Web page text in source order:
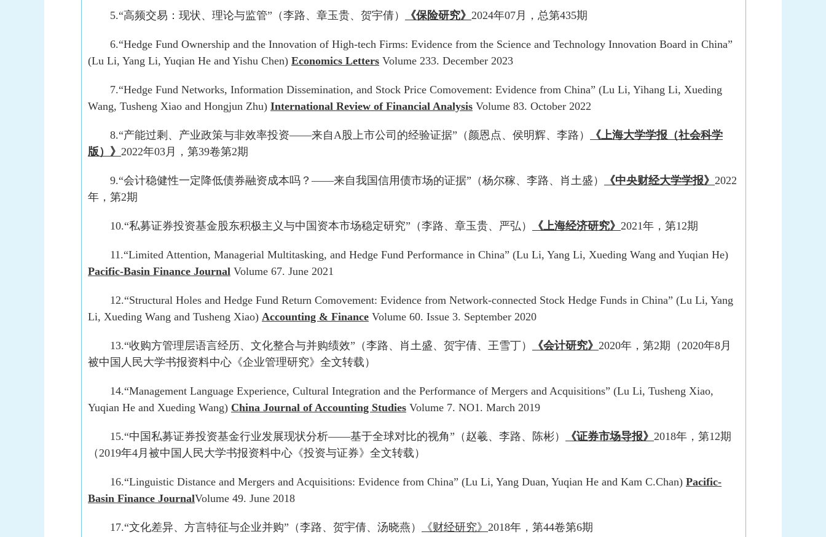
5.“高频交易：现状、理论与监管”（李路、章玉贵、贺宇倩） 《保险研究》 2024年07月，总第435期
6.“Hedge Fund Ownership and the Innovation of High-tech Firms: Evidence from the Science and Technology Innovation Board in China”
(Lu Li, Yang Li, Yuqian He and Yishu Chen) Economics Letters Volume 233. December 2023
7.“Hedge Fund Networks, Information Dissemination, and Stock Price Comovement: Evidence from China” (Lu Li, Yihang Li, Xueding
Wang, Tusheng Xiao and Hongjun Zhu) International Review of Financial Analysis Volume 83. October 2022
8.“产能过剩、产业政策与非效率投资——来自A股上市公司的经验证据”（颜恩点、侯明辉、李路）
《上海大学学报（社会科学
版）》 2022年03月，第39卷第2期
9.“会计稳健性一定降低债券融资成本吗？——来自我国信用债市场的证据”（杨尔稼、李路、肖土盛） 《中央财经大学学报》 2022
年，第2期
10.“私募证券投资基金股东积极主义与中国资本市场稳定研究”（李路、章玉贵、严弘） 《上海经济研究》 2021年，第12期
11.“Limited Attention, Managerial Multitasking, and Hedge Fund Performance in China” (Lu Li, Yang Li, Xueding Wang and Yuqian He)
Pacific-Basin Finance Journal Volume 67. June 2021
12.“Structural Holes and Hedge Fund Return Comovement: Evidence from Network-connected Stock Hedge Funds in China” (Lu Li, Yang
Li, Xueding Wang and Tusheng Xiao) Accounting & Finance Volume 60. Issue 3. September 2020
13.“收购方管理层语言经历、文化整合与并购绩效”（李路、肖土盛、贺宇倩、王雪丁） 《会计研究》 2020年，第2期（2020年8月
被中国人民大学书报资料中心《企业管理研究》全文转载）
14.“Management Language Experience, Cultural Integration and the Performance of Mergers and Acquisitions” (Lu Li, Tusheng Xiao,
Yuqian He and Xueding Wang) China Journal of Accounting Studies Volume 7. NO1. March 2019
15.“中国私募证券投资基金行业发展现状分析——基于全球对比的视角”（赵羲、李路、陈彬） 《证券市场导报》 2018年，第12期
（2019年4月被中国人民大学书报资料中心《投资与证券》全文转载）
16.“Linguistic Distance and Mergers and Acquisitions: Evidence from China” (Lu Li, Yang Duan, Yuqian He and Kam C.Chan) Pacific-
Basin Finance JournalVolume 49. June 2018
17.“文化差异、方言特征与企业并购”（李路、贺宇倩、汤晓燕） 《财经研究》 2018年，第44卷第6期